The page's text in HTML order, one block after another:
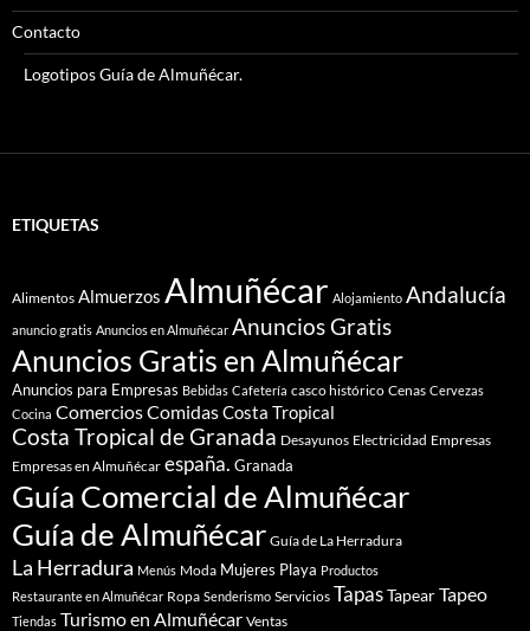
Contacto
Logotipos Guía de Almuñécar.
ETIQUETAS
Alimentos Almuerzos Almuñécar Alojamiento Andalucía
anuncio gratis Anuncios en Almuñécar Anuncios Gratis
Anuncios Gratis en Almuñécar
Anuncios para Empresas Bebidas Cafetería casco histórico Cenas Cervezas
Cocina ComerciosComidasCosta Tropical
Costa Tropical de Granada Desayunos Electricidad Empresas
Empresas en Almuñécar españa. Granada
Guía Comercial de Almuñécar
Guía de Almuñécar Guía de La Herradura
La Herradura Menús Moda Mujeres Playa Productos
Restaurante en Almuñécar Ropa Senderismo Servicios TapasTapearTapeo
Tiendas Turismo en Almuñécar Ventas